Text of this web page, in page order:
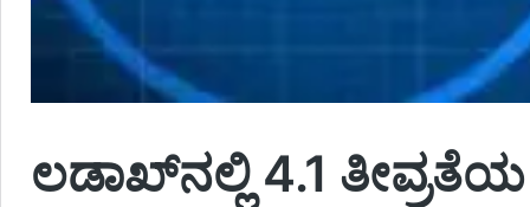
ಲಡಾಖ್‌ನಲ್ಲಿ 4.1